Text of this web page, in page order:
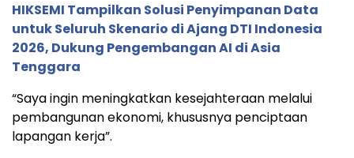
HIKSEMI Tampilkan Solusi Penyimpanan Data
untuk Seluruh Skenario di Ajang DTI Indonesia
2026, Dukung Pengembangan AI di Asia
Tenggara
“Saya ingin meningkatkan kesejahteraan melalui
pembangunan ekonomi, khususnya penciptaan
lapangan kerja”.